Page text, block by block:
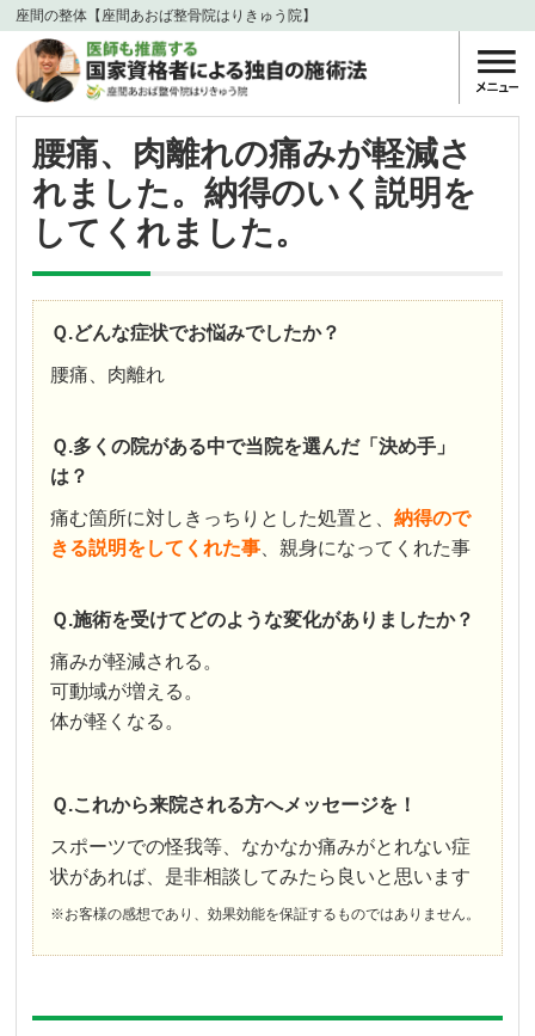
座間の整体【座間あおば整骨院はりきゅう院】
腰痛、肉離れの痛みが軽減さ
れました。納得のいく説明を
してくれました。
Ｑ.どんな症状でお悩みでしたか？
腰痛、肉離れ
Ｑ.多くの院がある中で当院を選んだ「決め手」
は？
痛む箇所に対しきっちりとした処置と、納得ので
きる説明をしてくれた事 、親身になってくれた事
Ｑ.施術を受けてどのような変化がありましたか？
痛みが軽減される。
可動域が増える。
体が軽くなる。
Ｑ.これから来院される方へメッセージを！
スポーツでの怪我等、なかなか痛みがとれない症
状があれば、是非相談してみたら良いと思います
※お客様の感想であり、効果効能を保証するものではありません。